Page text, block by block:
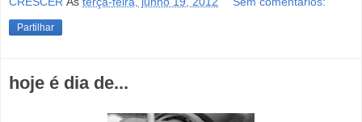
Partilhar
hoje é dia de...